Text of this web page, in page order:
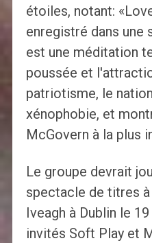
étoiles, notant:
enregistré dans une
est une méditation
poussée et
patriotisme, le
xénophobie, et
McGovern à la plus
Le groupe devrait
spectacle de titres
Iveagh à Dublin le
invités Soft Play et